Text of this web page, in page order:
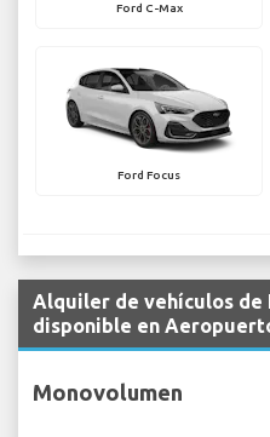
Ford C-Max
Ford Focus
Alquiler de vehículos de
disponible en
Monovolumen